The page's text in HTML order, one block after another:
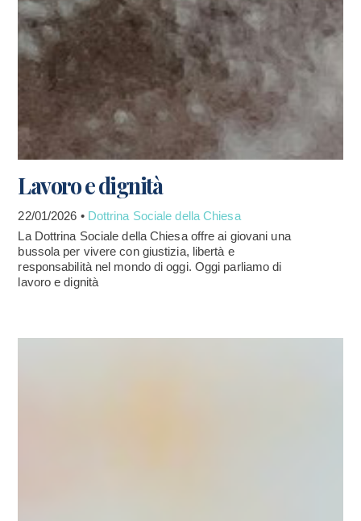
Lavoro e dignità
22/01/2026 • Dottrina Sociale della Chiesa
La Dottrina Sociale della Chiesa offre ai giovani una
bussola per vivere con giustizia, libertà e
responsabilità nel mondo di oggi. Oggi parliamo di
lavoro e dignità